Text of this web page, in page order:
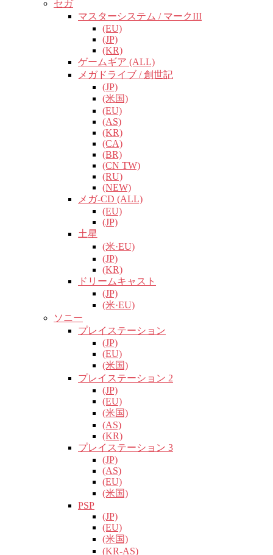
セガ
マスターシステム / マークIII
(EU)
(JP)
(KR)
ゲームギア (ALL)
メガドライブ / 創世記
(JP)
(米国)
(EU)
(AS)
(KR)
(CA)
(BR)
(CN TW)
(RU)
(NEW)
メガ-CD (ALL)
(EU)
(JP)
土星
(米·EU)
(JP)
(KR)
ドリームキャスト
(JP)
(米·EU)
ソニー
プレイステーション
(JP)
(EU)
(米国)
プレイステーション 2
(JP)
(EU)
(米国)
(AS)
(KR)
プレイステーション 3
(JP)
(AS)
(EU)
(米国)
PSP
(JP)
(EU)
(米国)
(KR-AS)